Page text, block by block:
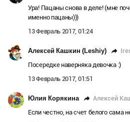
Ура! Пацаны снова в деле! (мне
именно пацаны)))
13 Февраль 2017, 01:24
Алексей Кашкин (Leshiy)
Посередке наверняка девочка :)
13 Февраль 2017, 01:51
Юлия Корякина Алексей
Если честно, на счет белого сама